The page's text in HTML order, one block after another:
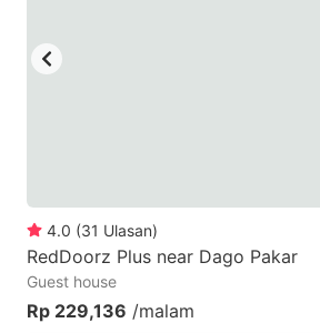
4.0 (31 Ulasan)
RedDoorz Plus near Dago Pakar
Guest house
Rp 229,136 /malam